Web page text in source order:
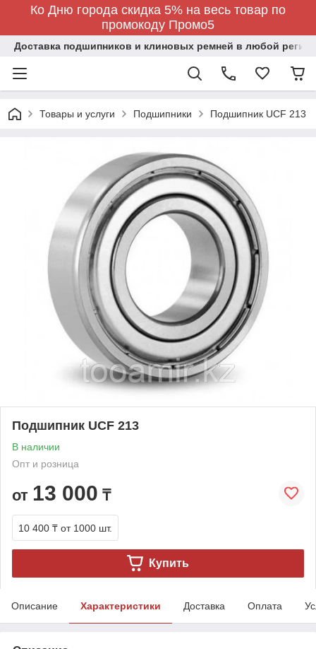
Ко Дню города скидка 5% на весь товар по
промокоду Промо5
Доставка подшипников и клиновых ремней в любой регион
Товары и услуги Подшипники Подшипник UCF 213
Подшипник UCF 213
В наличии
Опт и розница
от 13 000 ₸
10 400 ₸ от 1000 шт.
Купить
Описание Характеристики Доставка Оплата